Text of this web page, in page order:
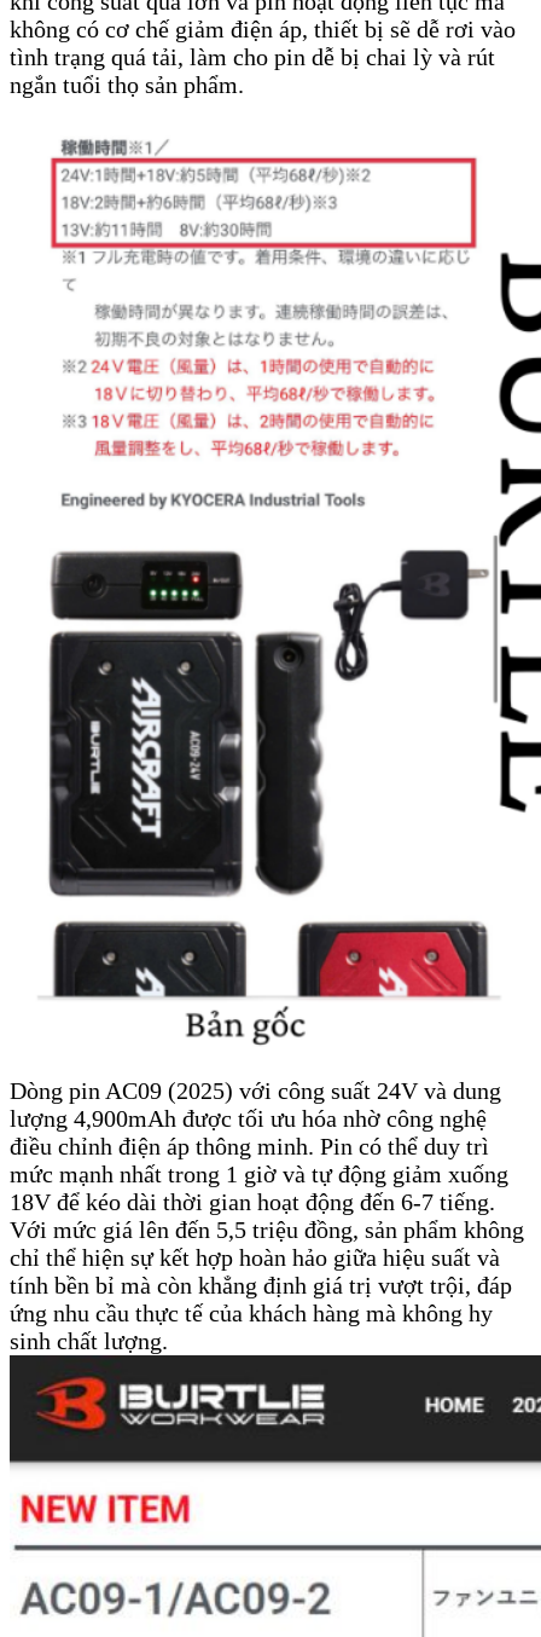
không có cơ chế giảm điện áp, thiết bị sẽ dễ rơi vào
tình trạng quá tải, làm cho pin dễ bị chai lỳ và rút
ngắn tuổi thọ sản phẩm.
Dòng pin AC09 (2025) với công suất 24V và dung
lượng 4,900mAh được tối ưu hóa nhờ công nghệ
điều chỉnh điện áp thông minh. Pin có thể duy trì
mức mạnh nhất trong 1 giờ và tự động giảm xuống
18V để kéo dài thời gian hoạt động đến 6-7 tiếng.
Với mức giá lên đến 5,5 triệu đồng, sản phẩm không
chỉ thể hiện sự kết hợp hoàn hảo giữa hiệu suất và
tính bền bỉ mà còn khẳng định giá trị vượt trội, đáp
ứng nhu cầu thực tế của khách hàng mà không hy
sinh chất lượng.